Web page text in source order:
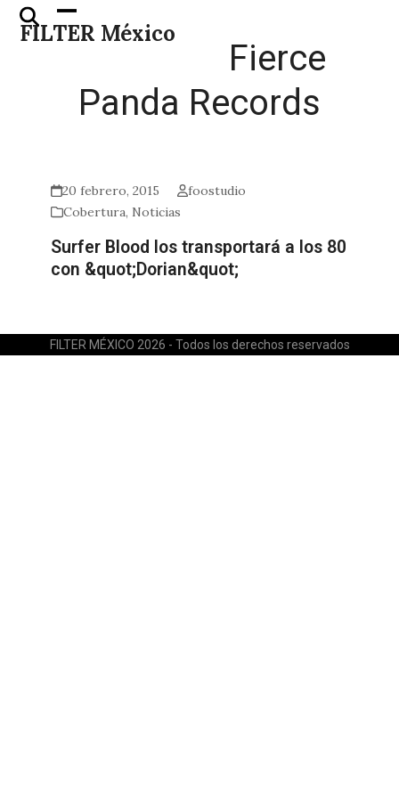
Skip
FILTER México
Open
mobile
Close
mobile
Fierce
Panda Records
20 febrero, 2015
foostudio
Cobertura, Noticias
Surfer Blood los transportará a los 80
con &quot;Dorian&quot;
FILTER MÉXICO 2026 - Todos los derechos reservados